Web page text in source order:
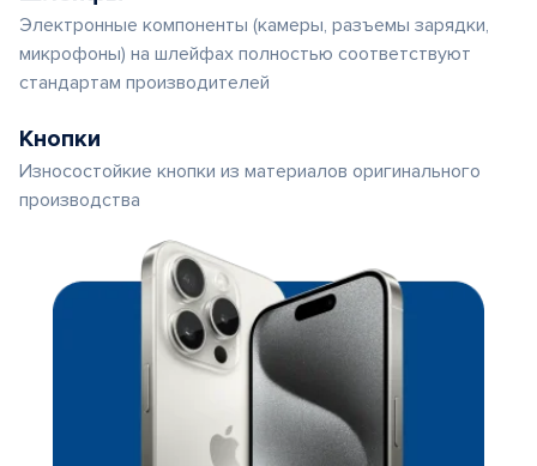
Электронные компоненты (камеры, разъемы зарядки,
микрофоны) на шлейфах полностью соответствуют
стандартам производителей
Кнопки
Износостойкие кнопки из материалов оригинального
производства